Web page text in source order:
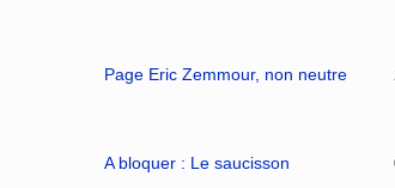
Page Eric Zemmour, non neutre
A bloquer : Le saucisson‎